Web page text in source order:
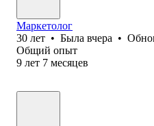
Маркетолог
30 лет • Была вчера •
Общий опыт
9 лет 7 месяцев